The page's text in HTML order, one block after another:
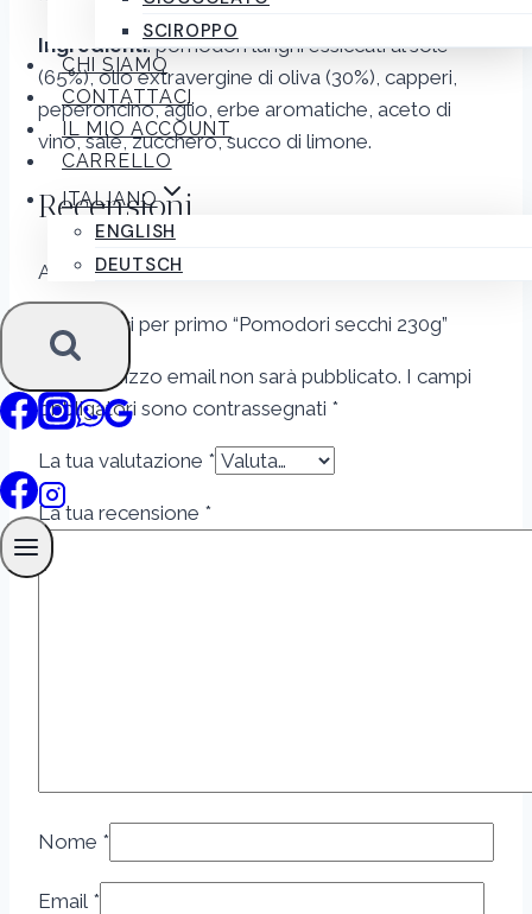
SCIROPPO
CHI SIAMO
CONTATTACI
IL MIO ACCOUNT
CARRELLO
ITALIANO
ENGLISH
DEUTSCH
Ingredienti: pomodori lunghi essiccati al sole
(65%), olio extravergine di oliva (30%), capperi,
peperoncino, aglio, erbe aromatiche, aceto di
vino, sale, zucchero, succo di limone.
Recensioni
Ancora non ci sono recensioni.
Recensisci per primo “Pomodori secchi 230g”
Il tuo indirizzo email non sarà pubblicato. I campi
obbligatori sono contrassegnati *
La tua valutazione *
La tua recensione *
Nome *
Email *